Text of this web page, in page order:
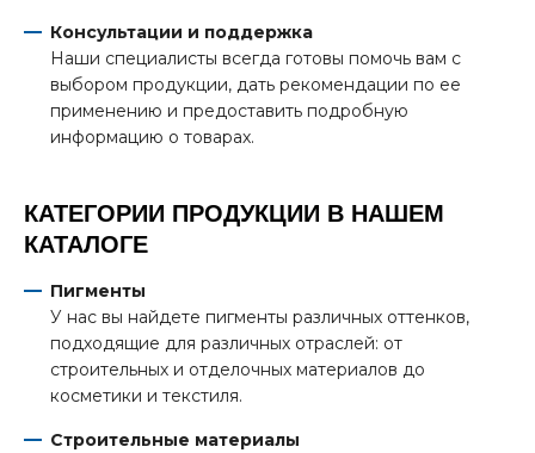
Консультации и поддержка
Наши специалисты всегда готовы помочь вам с
выбором продукции, дать рекомендации по ее
применению и предоставить подробную
информацию о товарах.
КАТЕГОРИИ ПРОДУКЦИИ В НАШЕМ
КАТАЛОГЕ
Пигменты
У нас вы найдете пигменты различных оттенков,
подходящие для различных отраслей: от
строительных и отделочных материалов до
косметики и текстиля.
Строительные материалы